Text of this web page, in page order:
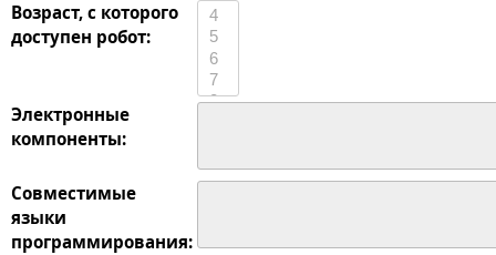
Возраст, с которого
доступен робот:
Электронные
компоненты:
Совместимые
языки
программирования: